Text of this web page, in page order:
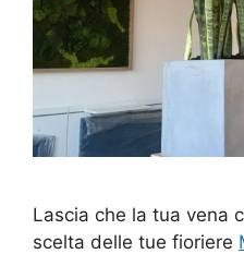
Lascia che la tua vena
scelta delle tue fioriere